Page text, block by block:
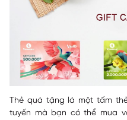
Thẻ quà tặng là một tấm
tuyến mà bạn có thể mua